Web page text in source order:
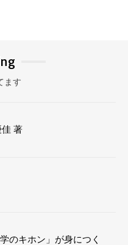
ます
佳 著
のキホン」が身につく